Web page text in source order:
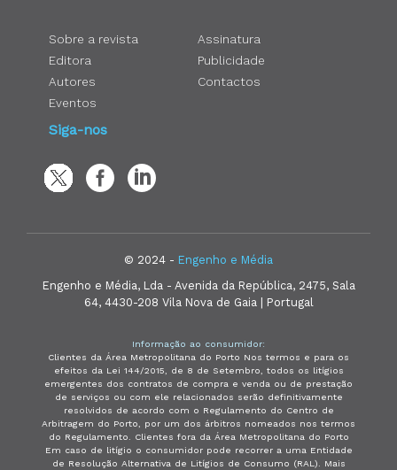
Sobre a revista
Editora
Autores
Eventos
Assinatura
Publicidade
Contactos
Siga-nos
© 2024 - Engenho e Média
Engenho e Média, Lda - Avenida da República, 2475, Sala
64, 4430-208 Vila Nova de Gaia | Portugal
Informação ao consumidor:
Clientes da Área Metropolitana do Porto Nos termos e para os
efeitos da Lei 144/2015, de 8 de Setembro, todos os litígios
emergentes dos contratos de compra e venda ou de prestação
de serviços ou com ele relacionados serão definitivamente
resolvidos de acordo com o Regulamento do Centro de
Arbitragem do Porto, por um dos árbitros nomeados nos termos
do Regulamento. Clientes fora da Área Metropolitana do Porto
Em caso de litígio o consumidor pode recorrer a uma Entidade
de Resolução Alternativa de Litígios de Consumo (RAL). Mais